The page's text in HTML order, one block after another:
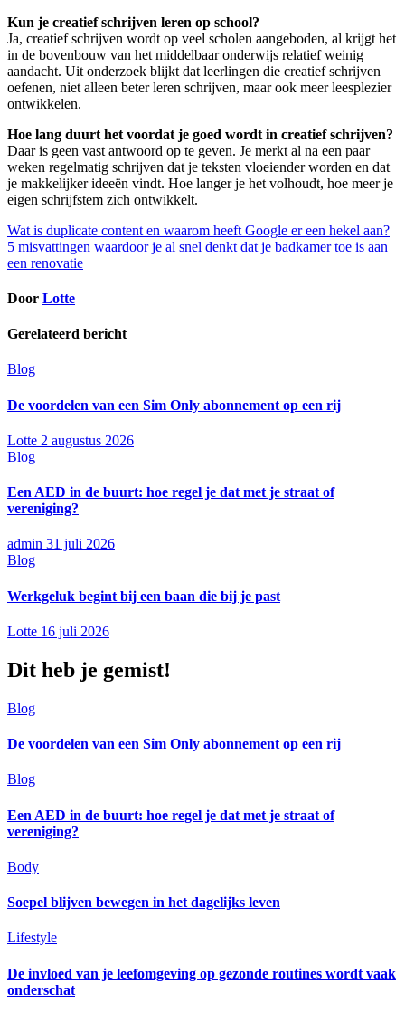
Kun je creatief schrijven leren op school?
Ja, creatief schrijven wordt op veel scholen aangeboden, al krijgt het
in de bovenbouw van het middelbaar onderwijs relatief weinig
aandacht. Uit onderzoek blijkt dat leerlingen die creatief schrijven
oefenen, niet alleen beter leren schrijven, maar ook meer leesplezier
ontwikkelen.
Hoe lang duurt het voordat je goed wordt in creatief schrijven?
Daar is geen vast antwoord op te geven. Je merkt al na een paar
weken regelmatig schrijven dat je teksten vloeiender worden en dat
je makkelijker ideeën vindt. Hoe langer je het volhoudt, hoe meer je
eigen schrijfstem zich ontwikkelt.
Bericht
navigatie
Wat is duplicate content en waarom heeft Google er een hekel aan?
5 misvattingen waardoor je al snel denkt dat je badkamer toe is aan
een renovatie
Door Lotte
Gerelateerd bericht
Blog
De voordelen van een Sim Only abonnement op een rij
Lotte 2 augustus 2026
Blog
Een AED in de buurt: hoe regel je dat met je straat of
vereniging?
admin 31 juli 2026
Blog
Werkgeluk begint bij een baan die bij je past
Lotte 16 juli 2026
Dit heb je gemist!
Blog
De voordelen van een Sim Only abonnement op een rij
Blog
Een AED in de buurt: hoe regel je dat met je straat of
vereniging?
Body
Soepel blijven bewegen in het dagelijks leven
Lifestyle
De invloed van je leefomgeving op gezonde routines wordt vaak
onderschat